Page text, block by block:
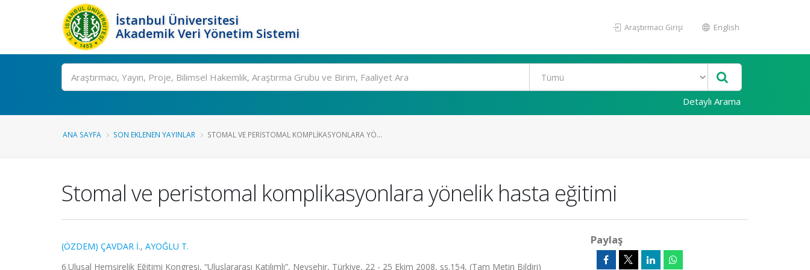
İstanbul Üniversitesi
Akademik Veri Yönetim Sistemi
Araştırmacı Girişi English
Ara
Detaylı Arama
ANA SAYFA SON EKLENEN YAYINLAR STOMAL VE PERISTOMAL KOMPLIKASYONLARA YÖ...
Stomal ve peristomal komplikasyonlara yönelik hasta eğitimi
(ÖZDEM) ÇAVDAR İ., AYOĞLU T.
6.Ulusal Hemşirelik Eğitimi Kongresi, “Uluslararası Katılımlı”, Nevşehir, Türkiye, 22 - 25 Ekim 2008, ss.154, (Tam Metin Bildiri)
Paylaş